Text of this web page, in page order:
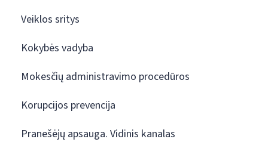
Veiklos sritys
Kokybės vadyba
Mokesčių administravimo procedūros
Korupcijos prevencija
Pranešėjų apsauga. Vidinis kanalas